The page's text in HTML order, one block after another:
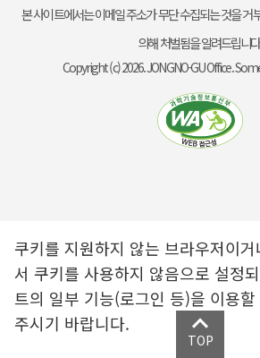
TOP
본 사이트에서는 이메일 주소가 무단 수집되는 것을 거
의해 처벌됨을 알려드립니
Copyright (c) 2026. JONGNO-GU Office.
쿠키를 지원하지 않는 브라우저이
서 쿠키를 사용하지 않음으로 설정
트의 일부 기능(로그인 등)을 이용
주시기 바랍니다.